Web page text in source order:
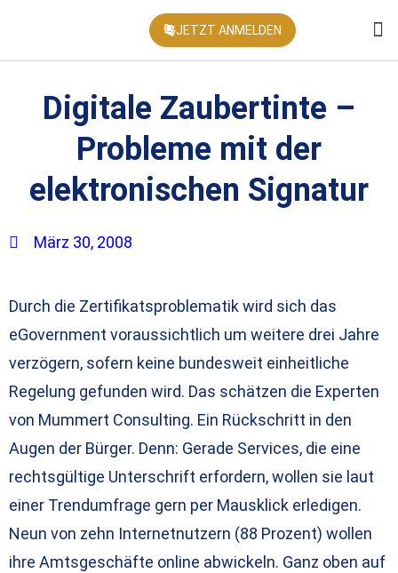
JETZT ANMELDEN
Digitale Zaubertinte –
Probleme mit der
elektronischen Signatur
März 30, 2008
Durch die Zertifikatsproblematik wird sich das
eGovernment voraussichtlich um weitere drei Jahre
verzögern, sofern keine bundesweit einheitliche
Regelung gefunden wird. Das schätzen die Experten
von Mummert Consulting. Ein Rückschritt in den
Augen der Bürger. Denn: Gerade Services, die eine
rechtsgültige Unterschrift erfordern, wollen sie laut
einer Trendumfrage gern per Mausklick erledigen.
Neun von zehn Internetnutzern (88 Prozent) wollen
ihre Amtsgeschäfte online abwickeln. Ganz oben auf